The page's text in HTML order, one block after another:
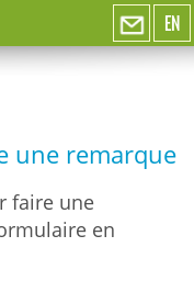
EN
une remarque
faire une
en